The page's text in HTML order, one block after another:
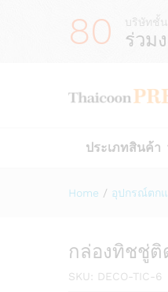
80 บริษัทชั้
ร่วม
ประเภทสินค้า
Home / อุปกรณ์ตก
กล่องทิชชู่ติ
SKU: DECO-TIC-6